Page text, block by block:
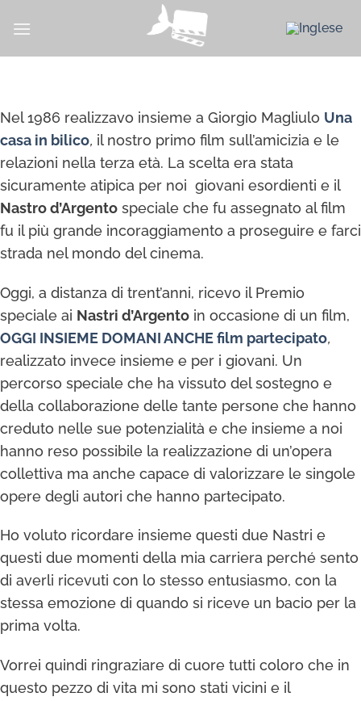
Nel 1986 realizzavo insieme a Giorgio Magliulo Una
casa in bilico, il nostro primo film sull’amicizia e le
relazioni nella terza età. La scelta era stata
sicuramente atipica per noi giovani esordienti e il
Nastro d’Argento speciale che fu assegnato al film
fu il più grande incoraggiamento a proseguire e farci
strada nel mondo del cinema.
Oggi, a distanza di trent’anni, ricevo il Premio
speciale ai Nastri d’Argento in occasione di un film,
OGGI INSIEME DOMANI ANCHE film partecipato,
realizzato invece insieme e per i giovani. Un
percorso speciale che ha vissuto del sostegno e
della collaborazione delle tante persone che hanno
creduto nelle sue potenzialità e che insieme a noi
hanno reso possibile la realizzazione di un’opera
collettiva ma anche capace di valorizzare le singole
opere degli autori che hanno partecipato.
Ho voluto ricordare insieme questi due Nastri e
questi due momenti della mia carriera perché sento
di averli ricevuti con lo stesso entusiasmo, con la
stessa emozione di quando si riceve un bacio per la
prima volta.
Vorrei quindi ringraziare di cuore tutti coloro che in
questo pezzo di vita mi sono stati vicini e il